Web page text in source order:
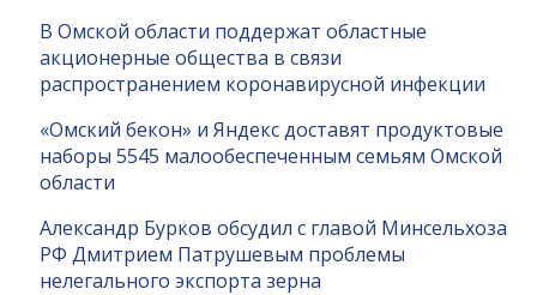
В Омской области поддержат областные
акционерные общества в связи
распространением коронавирусной инфекции
«Омский бекон» и Яндекс доставят продуктовые
наборы 5545 малообеспеченным семьям Омской
области
Александр Бурков обсудил с главой Минсельхоза
РФ Дмитрием Патрушевым проблемы
нелегального экспорта зерна